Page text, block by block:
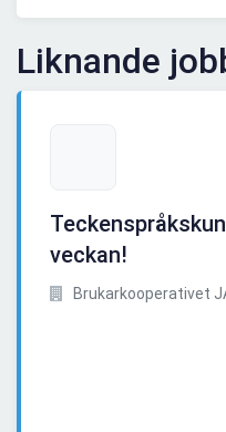
Liknande
veckan!
Brukarkooperativet